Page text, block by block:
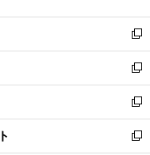
開
く
ウ
で
開
く
ン
ド
ウ
で
開
く
ウ
ィ
ン
ド
ウ
で
開
く
新
し
い
ウ
ィ
ン
ド
新
し
い
ウ
ィ
新
し
い
新